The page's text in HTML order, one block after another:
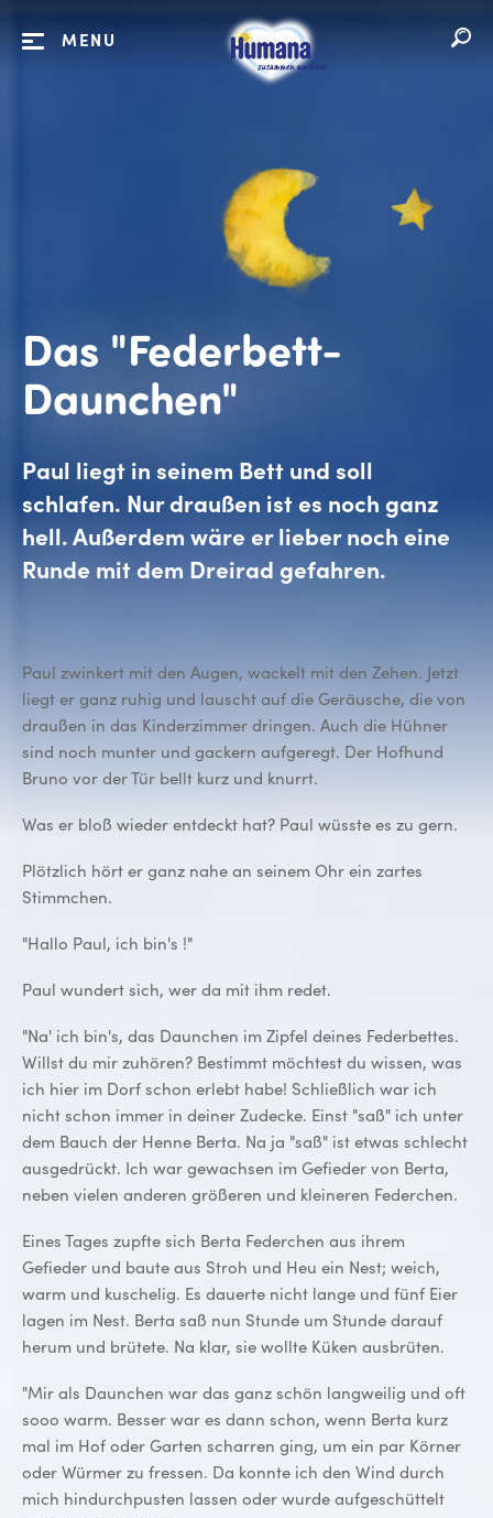
MENU
Das "Federbett-
Daunchen"
Paul liegt in seinem Bett und soll
schlafen. Nur draußen ist es noch ganz
hell. Außerdem wäre er lieber noch eine
Runde mit dem Dreirad gefahren.
Paul zwinkert mit den Augen, wackelt mit den Zehen. Jetzt
liegt er ganz ruhig und lauscht auf die Geräusche, die von
draußen in das Kinderzimmer dringen. Auch die Hühner
sind noch munter und gackern aufgeregt. Der Hofhund
Bruno vor der Tür bellt kurz und knurrt.
Was er bloß wieder entdeckt hat? Paul wüsste es zu gern.
Plötzlich hört er ganz nahe an seinem Ohr ein zartes
Stimmchen.
"Hallo Paul, ich bin's !"
Paul wundert sich, wer da mit ihm redet.
"Na' ich bin's, das Daunchen im Zipfel deines Federbettes.
Willst du mir zuhören? Bestimmt möchtest du wissen, was
ich hier im Dorf schon erlebt habe! Schließlich war ich
nicht schon immer in deiner Zudecke. Einst "saß" ich unter
dem Bauch der Henne Berta. Na ja "saß" ist etwas schlecht
ausgedrückt. Ich war gewachsen im Gefieder von Berta,
neben vielen anderen größeren und kleineren Federchen.
Eines Tages zupfte sich Berta Federchen aus ihrem
Gefieder und baute aus Stroh und Heu ein Nest; weich,
warm und kuschelig. Es dauerte nicht lange und fünf Eier
lagen im Nest. Berta saß nun Stunde um Stunde darauf
herum und brütete. Na klar, sie wollte Küken ausbrüten.
"Mir als Daunchen war das ganz schön langweilig und oft
sooo warm. Besser war es dann schon, wenn Berta kurz
mal im Hof oder Garten scharren ging, um ein par Körner
oder Würmer zu fressen. Da konnte ich den Wind durch
mich hindurchpusten lassen oder wurde aufgeschüttelt